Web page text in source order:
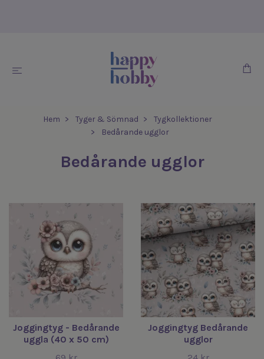
Hem Tyger & Sömnad
Tygkollektioner
Bedårande ugglor
Bedårande ugglor
Joggingtyg - Bedårande
uggla (40 x 50 cm)
Joggingtyg Bedårande
ugglor